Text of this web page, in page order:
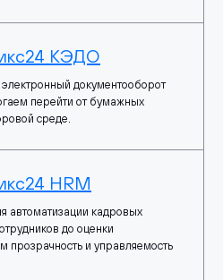
КЭДО
документооборот
перейти от бумажных
среде.
HRM
автоматизации кадровых
до оценки
и управляемость